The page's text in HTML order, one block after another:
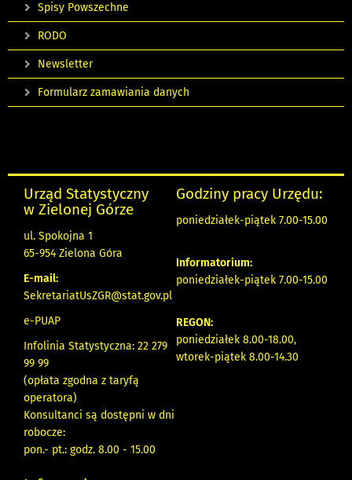
Spisy Powszechne
RODO
Newsletter
Formularz zamawiania danych
Urząd Statystyczny
w Zielonej Górze
ul. Spokojna 1
65-954 Zielona Góra
E-mail:
SekretariatUsZGR@stat.gov.pl
e-PUAP
Infolinia Statystyczna: 22 279
99 99
(opłata zgodna z taryfą
operatora)
Konsultanci są dostępni w dni
robocze:
pon.- pt.: godz. 8.00 - 15.00
Godziny pracy Urzędu:
poniedziałek-piątek 7.00-15.00
Informatorium:
poniedziałek-piątek 7.00-15.00
REGON:
poniedziałek 8.00-18.00,
wtorek-piątek 8.00-14.30